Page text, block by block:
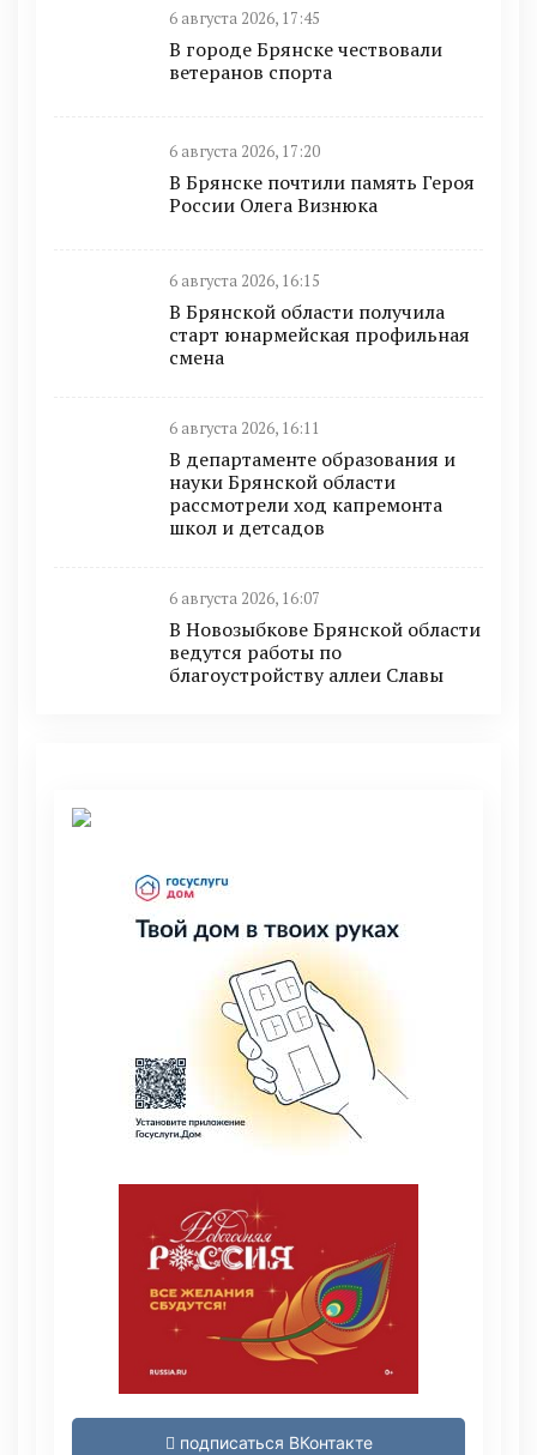
6 августа 2026, 17:45
В городе Брянске чествовали
ветеранов спорта
6 августа 2026, 17:20
В Брянске почтили память Героя
России Олега Визнюка
6 августа 2026, 16:15
В Брянской области получила
старт юнармейская профильная
смена
6 августа 2026, 16:11
В департаменте образования и
науки Брянской области
рассмотрели ход капремонта
школ и детсадов
6 августа 2026, 16:07
В Новозыбкове Брянской области
ведутся работы по
благоустройству аллеи Славы
подписаться ВКонтакте